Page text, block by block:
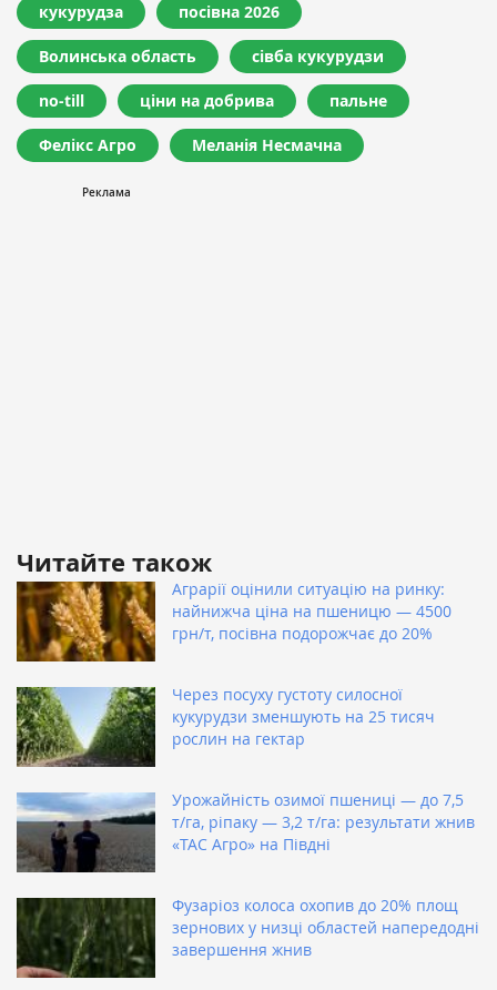
кукурудза посівна 2026
Волинська область сівба кукурудзи
no-till ціни на добрива пальне
Фелікс Агро Меланія Несмачна
Читайте також
Аграрії оцінили ситуацію на ринку:
найнижча ціна на пшеницю — 4500
грн/т, посівна подорожчає до 20%
Через посуху густоту силосної
кукурудзи зменшують на 25 тисяч
рослин на гектар
Урожайність озимої пшениці — до 7,5
т/га, ріпаку — 3,2 т/га: результати жнив
«ТАС Агро» на Півдні
Фузаріоз колоса охопив до 20% площ
зернових у низці областей напередодні
завершення жнив